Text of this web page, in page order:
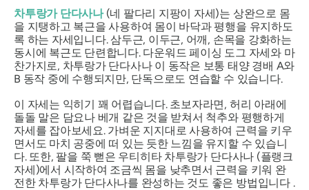
차투랑가 단다사나(네 팔다리 지팡이 자세)는 상완으로 몸
을 지탱하고 복근을 사용하여 몸이 바닥과 평행을 유지하도
록 하는 자세입니다. 삼두근, 이두근, 어깨, 손목을 강화하는
동시에 복근도 단련합니다. 다운워드 페이싱 도그 자세와 마
찬가지로, 차투랑가 단다사나이 동작은 보통 태양 경배 A와
B 동작 중에 수행되지만, 단독으로도 연습할 수 있습니다.
이 자세는 익히기 꽤 어렵습니다. 초보자라면, 허리 아래에
돌돌 말은 담요나 베개 같은 것을 받쳐서 척추와 평행하게
자세를 잡아보세요. 가벼운 지지대로 사용하여 근력을 키우
면서도 마치 공중에 떠 있는 듯한 느낌을 유지할 수 있습니
다. 또한, 팔을 쭉 뻗은 우티히타 차투랑가 단다사나 (플랭크
자세)에서 시작하여 조금씩 몸을 낮추면서 근력을 키워 완
전한 차투랑가 단다사나를 완성하는 것도 좋은 방법입니다 .